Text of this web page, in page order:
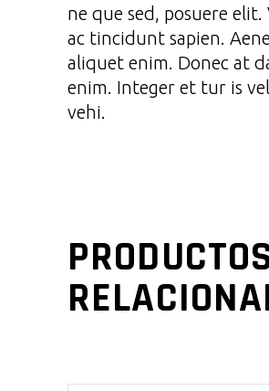
ne que sed, posuere elit.
ac tincidunt sapien.
aliquet enim. Donec at
enim. Integer et tur is
vehi.